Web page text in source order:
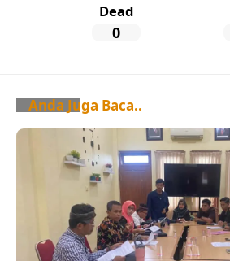
Dead
0
Anda Juga Baca..